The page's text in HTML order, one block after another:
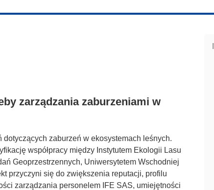
zarządzania zaburzeniami w
zaburzeń w ekosystemach leśnych.
współpracy między Instytutem Ekologii Lasu
Geoprzestrzennych, Uniwersytetem Wschodniej
przyczyni się do zwiększenia reputacji, profilu
zarządzania personelem IFE SAS, umiejętności